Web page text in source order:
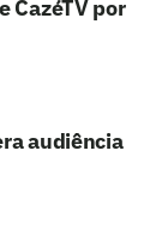
CazéTV por
audiência